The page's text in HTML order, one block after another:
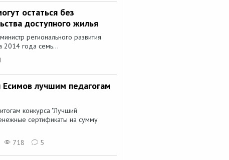
остаться без
доступного жилья
регионального развития
2014 года семь...
лучшим педагогам
конкурса "Лучший
сертификаты на сумму
718 5